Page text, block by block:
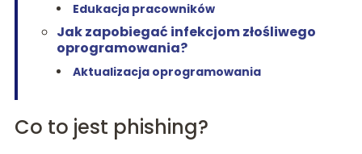
Edukacja pracowników
Jak zapobiegać infekcjom złośliwego
oprogramowania?
Aktualizacja oprogramowania
Co to jest phishing?